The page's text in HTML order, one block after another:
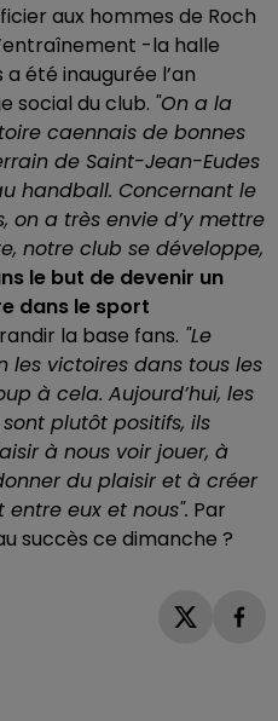
aux hommes de Roch
-la halle
été inaugurée l’an
social du club. "On a la
caennais de bonnes
de Saint-Jean-Eudes
handball. Concernant le
on a très envie d’y mettre
notre club se développe,
le but de devenir un
dans le sport
la base fans. "Le
victoires dans tous les
à cela. Aujourd’hui, les
plutôt positifs, ils
à nous voir jouer, à
du plaisir et à créer
eux et nous". Par
succès ce dimanche ?